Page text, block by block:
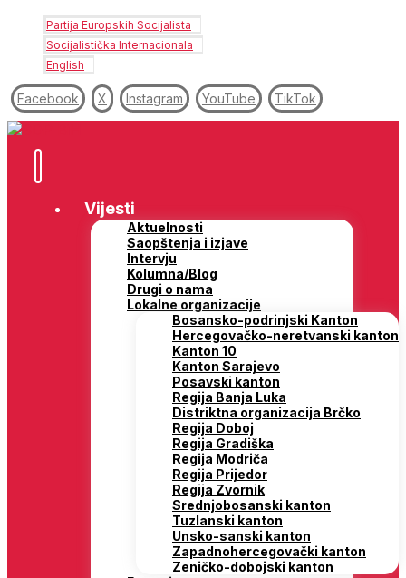
Partija Europskih Socijalista
Socijalistička Internacionala
English
Facebook X Instagram YouTube TikTok
Vijesti
Aktuelnosti
Saopštenja i izjave
Intervju
Kolumna/Blog
Drugi o nama
Lokalne organizacije
Bosansko-podrinjski Kanton
Hercegovačko-neretvanski kanton
Kanton 10
Kanton Sarajevo
Posavski kanton
Regija Banja Luka
Distriktna organizacija Brčko
Regija Doboj
Regija Gradiška
Regija Modriča
Regija Prijedor
Regija Zvornik
Srednjobosanski kanton
Tuzlanski kanton
Unsko-sanski kanton
Zapadnohercegovački kanton
Zeničko-dobojski kanton